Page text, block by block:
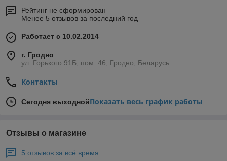
Рейтинг не сформирован
Менее 5 отзывов за последний год
Работает с 10.02.2014
г. Гродно
ул. Горького 91Б, пом. 46, Гродно, Беларусь
Контакты
Сегодня выходнойПоказать весь график работы
Отзывы о магазине
5 отзывов за всё время